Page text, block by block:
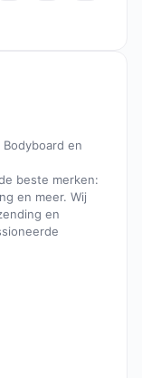
en
beste merken:
en meer. Wij
en